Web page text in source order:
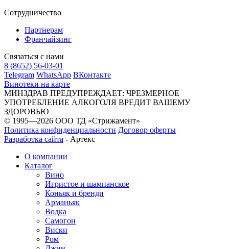
Сотрудничество
Партнерам
Франчайзинг
Связаться с нами
8 (8652) 56-03-01
Telegram WhatsApp ВКонтакте
Винотеки на карте
МИНЗДРАВ ПРЕДУПРЕЖДАЕТ: ЧРЕЗМЕРНОЕ
УПОТРЕБЛЕНИЕ АЛКОГОЛЯ ВРЕДИТ ВАШЕМУ
ЗДОРОВЬЮ
© 1995—2026 ООО ТД «Стрижамент»
Политика конфиденциальности Договор оферты
Разработка сайта - Артекс
О компании
Каталог
Вино
Игристое и шампанское
Коньяк и бренди
Арманьяк
Водка
Самогон
Виски
Ром